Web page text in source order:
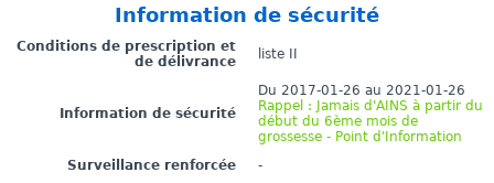
Information de sécurité
Conditions de prescription et
de délivrance
liste II
Information de sécurité
Du 2017-01-26 au 2021-01-26
Rappel : Jamais d'AINS à partir du
début du 6ème mois de
grossesse - Point d'Information
Surveillance renforcée
-